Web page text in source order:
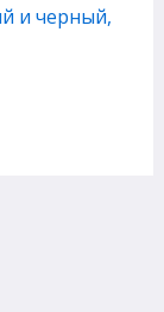
и черный,